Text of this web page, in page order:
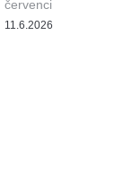
červenci
11.6.2026